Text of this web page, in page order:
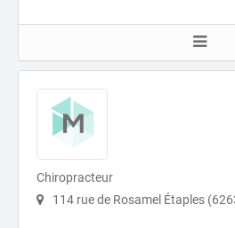
Chiropracteur
114 rue de Rosamel Étaples